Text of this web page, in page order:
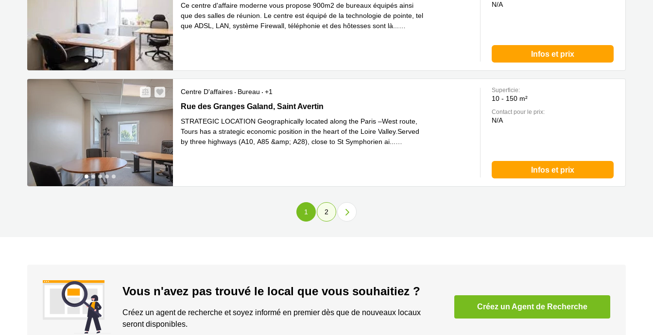
Ce centre d'affaire moderne vous propose 900m2 de bureaux équipés ainsi
que des salles de réunion. Le centre est équipé de la technologie de pointe, tel
que ADSL, LAN, système Firewall, téléphonie et des hôtesses sont là
N/A
Infos et prix
Centre D'affaires Bureau
+1
39 Rue des Granges Galand , Saint Avertin
Rue des Granges Galand, Saint Avertin
STRATEGIC LOCATION Geographically located along the Paris –West route,
Tours has a strategic economic position in the heart of the Loire Valley.Served
by three highways (A10, A85 &amp; A28), close to St Symphorien ai
Superficie:
10 - 150 m²
Contact pour le prix:
N/A
Infos et prix
1 2
Vous n'avez pas trouvé le local que vous souhaitiez ?
Créez un agent de recherche et soyez informé en premier dès que de nouveaux locaux
seront disponibles.
Créez un Agent de Recherche